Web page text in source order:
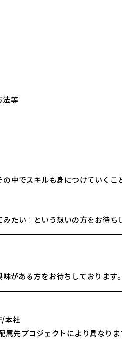
法等
中でスキルも身につけていくこ
たい！という想いの方をお待ち
がある方をお待ちしております。
本社
先プロジェクトにより異なりま